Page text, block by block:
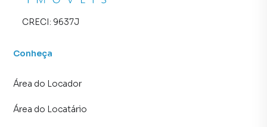
CRECI: 9637J
Conheça
Área do Locador
Área do Locatário